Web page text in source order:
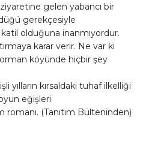
gelen yabancı bir
gerekçesiyle
olduğuna inanmıyordur.
karar verir. Ne var ki
köyünde hiçbir şey
yılların kırsaldaki tuhaf ilkelliği
eğişleri
romanı. (Tanıtım Bülteninden)